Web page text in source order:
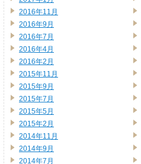
2016年11月
2016年9月
2016年7月
2016年4月
2016年2月
2015年11月
2015年9月
2015年7月
2015年5月
2015年2月
2014年11月
2014年9月
2014年7月